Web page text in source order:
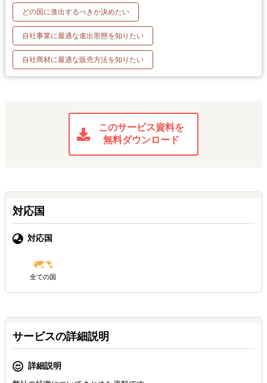
どの国に進出するべきか決めたい
自社事業に最適な進出形態を知りたい
自社商材に最適な販売方法を知りたい
このサービス資料を
無料ダウンロード
対応国
対応国
全ての国
サービスの詳細説明
詳細説明